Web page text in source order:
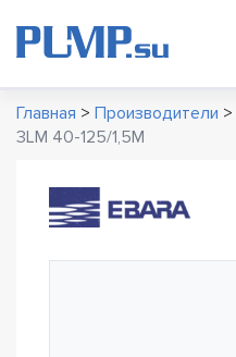
Главная > Производители >
3LM 40-125/1,5M